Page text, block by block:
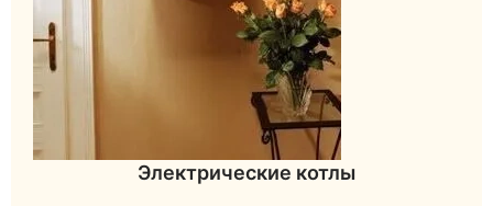
Электрические котлы